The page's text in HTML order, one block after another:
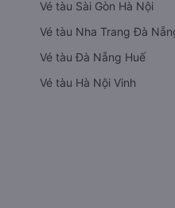
Vé tàu Sài Gòn Hà Nội
Vé tàu Nha Trang Đà
Vé tàu Đà Nẵng Huế
Vé tàu Hà Nội Vinh